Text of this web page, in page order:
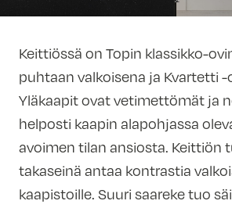
Keittiössä on Topin klassikko-
puhtaan valkoisena ja Kvartetti
Yläkaapit ovat vetimettömät ja
helposti kaapin alapohjassa
avoimen tilan ansiosta. Keittiön
takaseinä antaa kontrastia
kaapistoille. Suuri saareke tuo